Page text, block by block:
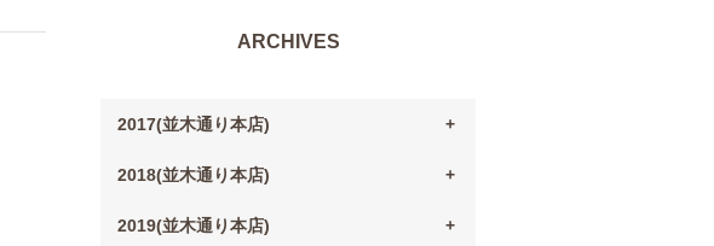
ARCHIVES
2017(並木通り本店)
2018(並木通り本店)
2019(並木通り本店)